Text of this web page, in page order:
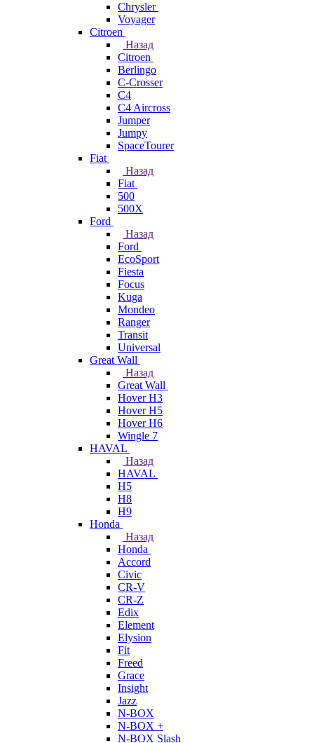
Chrysler
Voyager
Citroen
Назад
Citroen
Berlingo
C-Crosser
C4
C4 Aircross
Jumper
Jumpy
SpaceTourer
Fiat
Назад
Fiat
500
500X
Ford
Назад
Ford
EcoSport
Fiesta
Focus
Kuga
Mondeo
Ranger
Transit
Universal
Great Wall
Назад
Great Wall
Hover H3
Hover H5
Hover H6
Wingle 7
HAVAL
Назад
HAVAL
H5
H8
H9
Honda
Назад
Honda
Accord
Civic
CR-V
CR-Z
Edix
Element
Elysion
Fit
Freed
Grace
Insight
Jazz
N-BOX
N-BOX +
N-BOX Slash